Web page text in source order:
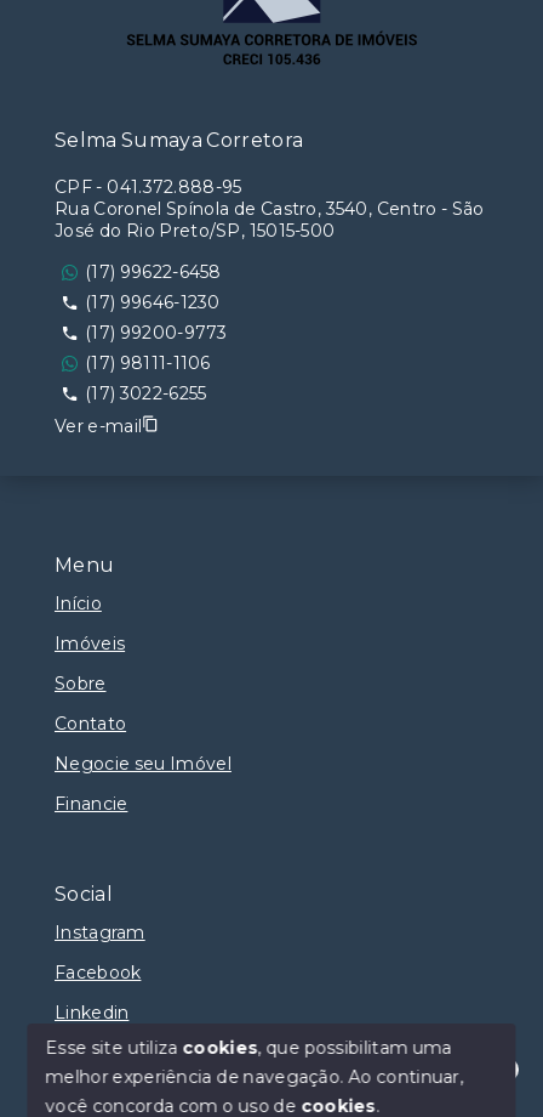
Olá! Estamos disponíveis para te ajudar.
Menu
Início
Imóveis
Sobre
Contato
Negocie seu Imóvel
Financie
Social
Instagram
Facebook
Linkedin
© Copyright 2026 - Selma Sumaya Corretora - Todos
Selma Sumaya Corretora
CPF- 041.372.888-95
Rua Coronel Spínola de Castro, 3540, Centro - São
José do Rio Preto/SP, 15015-500
(17) 99622-6458
(17) 99646-1230
(17) 99200-9773
(17) 98111-1106
(17) 3022-6255
Ver e-mail
Esse site utiliza cookies, que possibilitam uma
melhor experiência de navegação.Ao continuar,
você concorda com o uso de cookies.